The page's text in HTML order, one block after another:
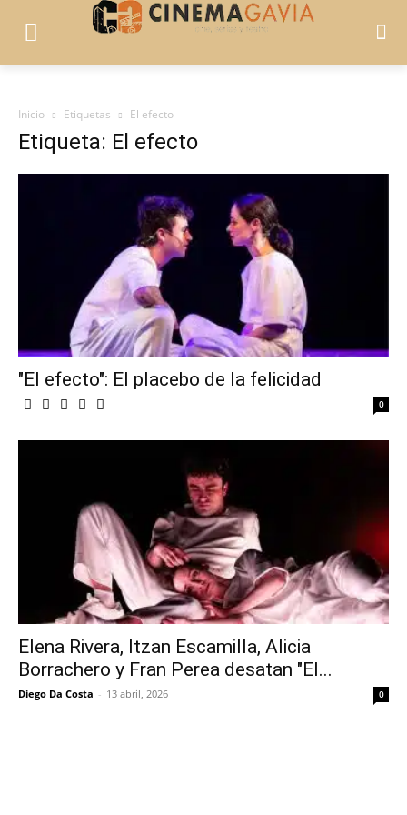
Inicio Etiquetas El efecto
Etiqueta: El efecto
"El efecto": El placebo de la felicidad
0
Elena Rivera, Itzan Escamilla, Alicia
Borrachero y Fran Perea desatan "El...
Diego Da Costa - 13 abril, 2026 0